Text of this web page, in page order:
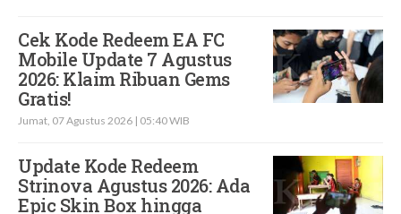
Cek Kode Redeem EA FC
Mobile Update 7 Agustus
2026: Klaim Ribuan Gems
Gratis!
Jumat, 07 Agustus 2026 | 05:40 WIB
Update Kode Redeem
Strinova Agustus 2026: Ada
Epic Skin Box hingga